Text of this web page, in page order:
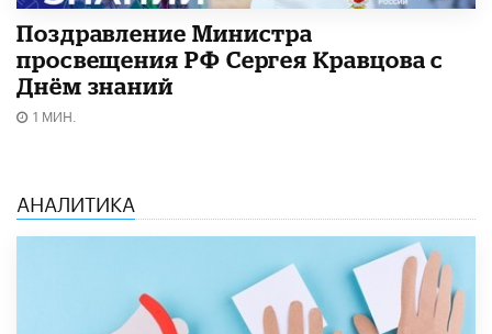
Поздравление Министра
просвещения РФ Сергея Кравцова с
Днём знаний
1 МИН.
АНАЛИТИКА